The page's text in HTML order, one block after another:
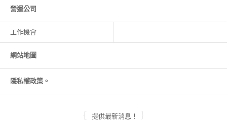
營運公司
工作機會
網站地圖
隱私權政策。
提供最新消息！